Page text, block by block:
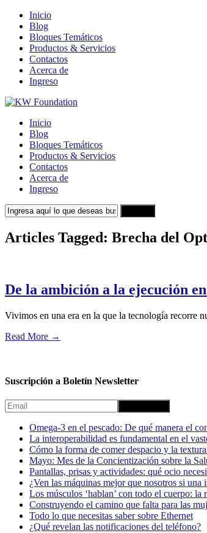
Inicio
Blog
Bloques Temáticos
Productos & Servicios
Contactos
Acerca de
Ingreso
Inicio
Blog
Bloques Temáticos
Productos & Servicios
Contactos
Acerca de
Ingreso
Articles Tagged: Brecha del
De la ambición a la ejecución
Vivimos en una era en la que la tecnología recorre
Read More →
Suscripción a Boletín Newsletter
Omega-3 en el pescado: De qué manera el
La interoperabilidad es fundamental en el
Cómo la forma de comer despacio y la
Mayo: Mes de la Concientización sobre la
Pantallas, prisas y actividades: qué ocio
¿Ven las máquinas mejor que nosotros si una
Los músculos ‘hablan’ con todo el cuerpo:
Construyendo el camino que falta para las
Todo lo que necesitas saber sobre Ethernet
¿Qué revelan las notificaciones del teléfono?